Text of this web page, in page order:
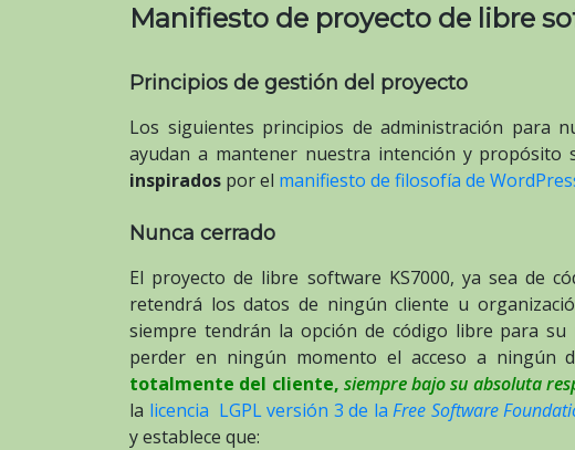
Manifiesto de proyecto de libre
Principios de gestión del proyecto
Los siguientes principios de administración para
ayudan a mantener nuestra intención y propósito
inspirados por el manifiesto de filosofía de
Nunca cerrado
El proyecto de libre software KS7000, ya sea de
retendrá los datos de ningún cliente u
siempre tendrán la opción de código libre para
perder en ningún momento el acceso a ningún
totalmente del cliente, siempre bajo su absoluta
la licencia LGPL versión 3 de laFree Software
y establece que: